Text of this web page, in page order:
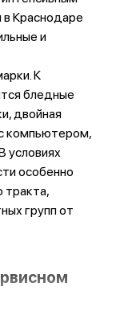
Краснодаре
и
К
бледные
двойная
компьютером,
условиях
особенно
тракта,
групп от